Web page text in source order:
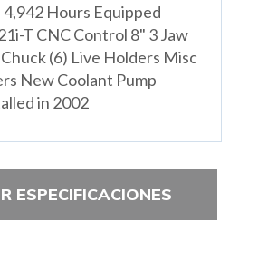
Hours Equipped
T CNC Control 8" 3 Jaw
(6) Live Holders Misc
New Coolant Pump
in 2002
ESPECIFICACIONES